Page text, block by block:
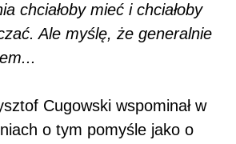
chciałoby mieć i chciałoby
Ale myślę, że generalnie
Cugowski wspominał w
o tym pomyśle jako o